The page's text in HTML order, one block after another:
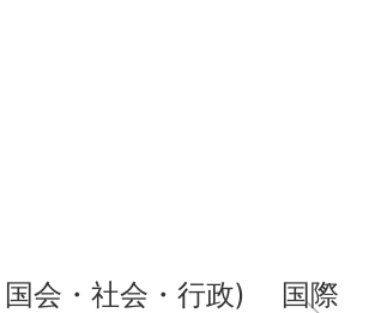
会・社会・行政) 国際